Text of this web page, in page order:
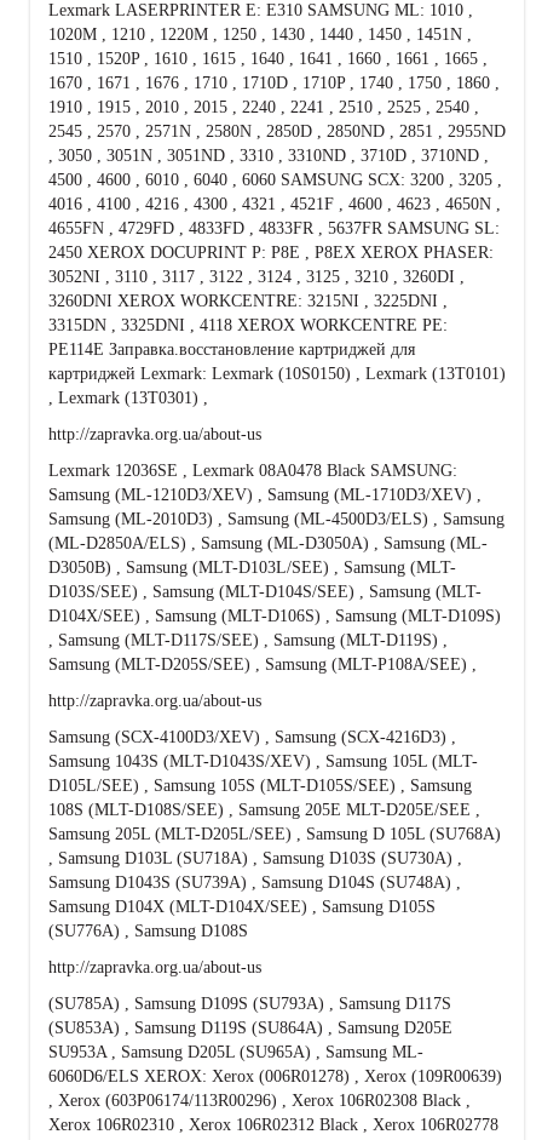
Lexmark LASERPRINTER E: E310 SAMSUNG ML: 1010 ,
1020M , 1210 , 1220M , 1250 , 1430 , 1440 , 1450 , 1451N ,
1510 , 1520P , 1610 , 1615 , 1640 , 1641 , 1660 , 1661 , 1665 ,
1670 , 1671 , 1676 , 1710 , 1710D , 1710P , 1740 , 1750 , 1860 ,
1910 , 1915 , 2010 , 2015 , 2240 , 2241 , 2510 , 2525 , 2540 ,
2545 , 2570 , 2571N , 2580N , 2850D , 2850ND , 2851 , 2955ND
, 3050 , 3051N , 3051ND , 3310 , 3310ND , 3710D , 3710ND ,
4500 , 4600 , 6010 , 6040 , 6060 SAMSUNG SCX: 3200 , 3205 ,
4016 , 4100 , 4216 , 4300 , 4321 , 4521F , 4600 , 4623 , 4650N ,
4655FN , 4729FD , 4833FD , 4833FR , 5637FR SAMSUNG SL:
2450 XEROX DOCUPRINT P: P8E , P8EX XEROX PHASER:
3052NI , 3110 , 3117 , 3122 , 3124 , 3125 , 3210 , 3260DI ,
3260DNI XEROX WORKCENTRE: 3215NI , 3225DNI ,
3315DN , 3325DNI , 4118 XEROX WORKCENTRE PE:
PE114E Заправка.восстановление картриджей для
картриджей Lexmark: Lexmark (10S0150) , Lexmark (13T0101)
, Lexmark (13T0301) ,
http://zapravka.org.ua/about-us
Lexmark 12036SE , Lexmark 08A0478 Black SAMSUNG:
Samsung (ML-1210D3/XEV) , Samsung (ML-1710D3/XEV) ,
Samsung (ML-2010D3) , Samsung (ML-4500D3/ELS) , Samsung
(ML-D2850A/ELS) , Samsung (ML-D3050A) , Samsung (ML-
D3050B) , Samsung (MLT-D103L/SEE) , Samsung (MLT-
D103S/SEE) , Samsung (MLT-D104S/SEE) , Samsung (MLT-
D104X/SEE) , Samsung (MLT-D106S) , Samsung (MLT-D109S)
, Samsung (MLT-D117S/SEE) , Samsung (MLT-D119S) ,
Samsung (MLT-D205S/SEE) , Samsung (MLT-P108A/SEE) ,
http://zapravka.org.ua/about-us
Samsung (SCX-4100D3/XEV) , Samsung (SCX-4216D3) ,
Samsung 1043S (MLT-D1043S/XEV) , Samsung 105L (MLT-
D105L/SEE) , Samsung 105S (MLT-D105S/SEE) , Samsung
108S (MLT-D108S/SEE) , Samsung 205E MLT-D205E/SEE ,
Samsung 205L (MLT-D205L/SEE) , Samsung D 105L (SU768A)
, Samsung D103L (SU718A) , Samsung D103S (SU730A) ,
Samsung D1043S (SU739A) , Samsung D104S (SU748A) ,
Samsung D104X (MLT-D104X/SEE) , Samsung D105S
(SU776A) , Samsung D108S
http://zapravka.org.ua/about-us
(SU785A) , Samsung D109S (SU793A) , Samsung D117S
(SU853A) , Samsung D119S (SU864A) , Samsung D205E
SU953A , Samsung D205L (SU965A) , Samsung ML-
6060D6/ELS XEROX: Xerox (006R01278) , Xerox (109R00639)
, Xerox (603P06174/113R00296) , Xerox 106R02308 Black ,
Xerox 106R02310 , Xerox 106R02312 Black , Xerox 106R02778